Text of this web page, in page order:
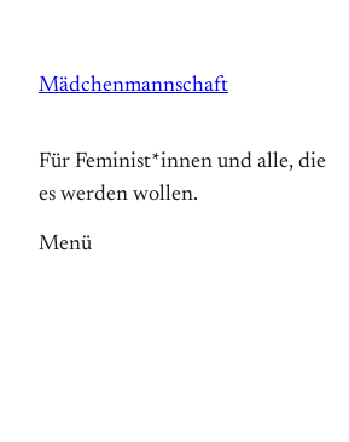
springen
Mädchenmannschaft
Für Feminist*innen und alle, die
es werden wollen.
Menü